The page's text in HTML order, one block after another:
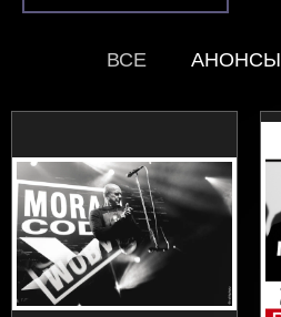
ВСЕ АНОНСЫ